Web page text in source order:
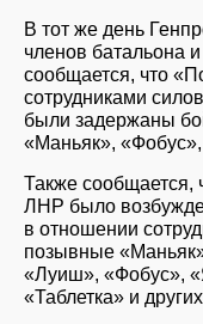
В тот же день
членов батальона
сообщается, что
сотрудниками
были задержаны
«Маньяк»,
Также сообщается,
ЛНР было
в отношении
позывные
«Луиш», «Фобус»,
«Таблетка» и